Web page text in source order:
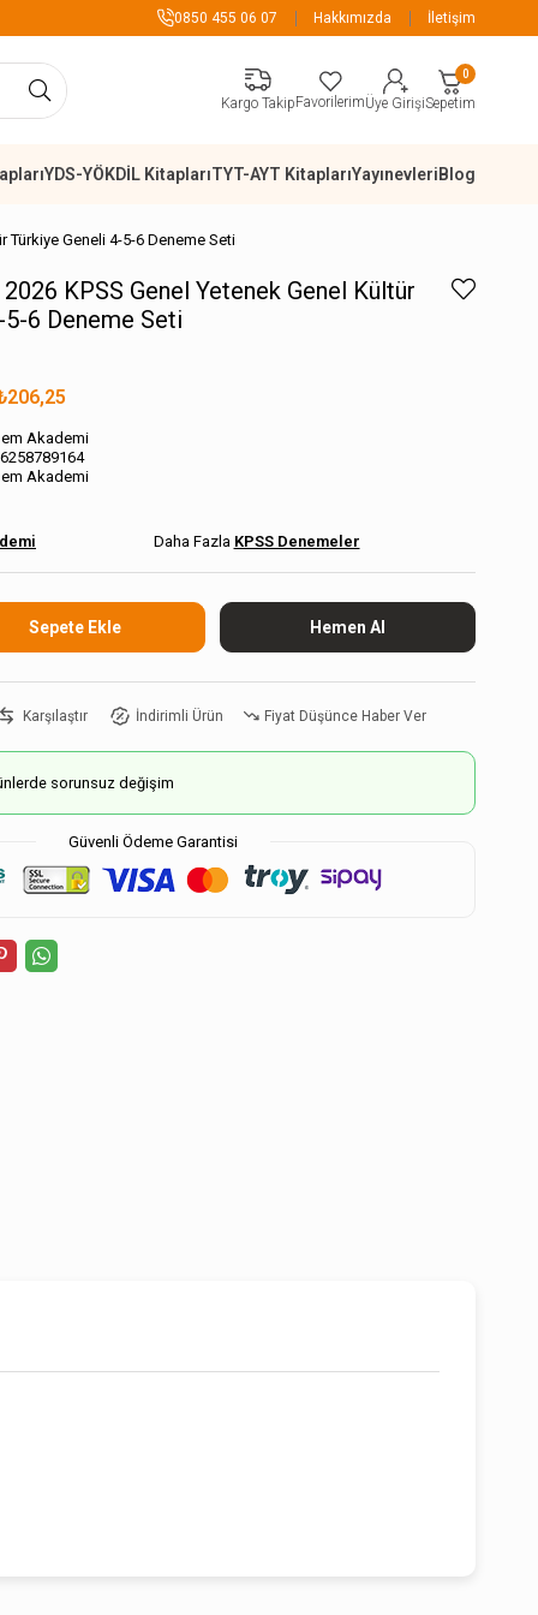
899 TL Üzeri Alışverişlerde Kargo
0850 455 06 07 Hakkımızda İletişim
Kargo TakipFavorilerimÜye GirişiSepetim
0
YDS-YÖKDİL KitaplarıTYT-AYT KitaplarıYayınevleriBlog
Türkiye Geneli 4-5-6 Deneme Seti
2026 KPSS Genel Yetenek Genel Kültür
6 Deneme Seti
Akademi
Akademi
KPSS Denemeler
Karşılaştır İndirimli Ürün Fiyat Düşünce Haber Ver
sorunsuz değişim
Güvenli Ödeme Garantisi